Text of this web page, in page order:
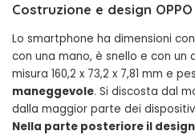
Costruzione e design
Lo smartphone ha dimensioni
con una mano, è snello e con un
misura 160,2 x 73,2 x 7,81 mm e
maneggevole. Si discosta dal
dalla maggior parte dei
Nella parte posteriore il